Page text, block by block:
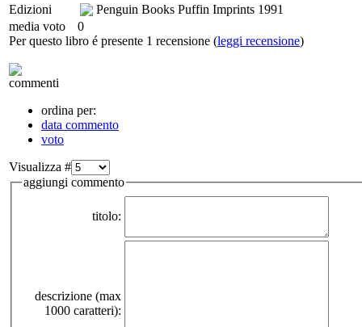
Edizioni
Penguin Books Puffin Imprints 1991
media voto
0
Per questo libro é presente 1 recensione (leggi recensione)
commenti
ordina per:
data commento
voto
Visualizza #
aggiungi commento
titolo:
descrizione (max
1000 caratteri):